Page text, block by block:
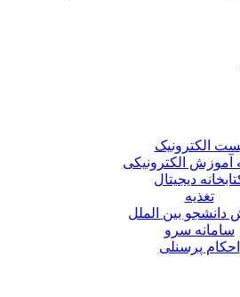
الکترونیک
آموزش الکترونیکی
دیجیتال
تغذیه
دانشجو بین الملل
سامانه سرو
احکام پرسنلی